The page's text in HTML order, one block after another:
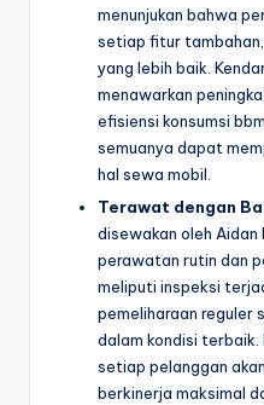
menunjukan bahwa
setiap fitur
yang lebih baik.
menawarkan
efisiensi konsumsi
semuanya dapat
hal sewa mobil.
Terawat dengan
disewakan oleh Aidan
perawatan rutin dan
meliputi inspeksi
pemeliharaan reguler
dalam kondisi terbaik.
setiap pelanggan
berkinerja maksimal